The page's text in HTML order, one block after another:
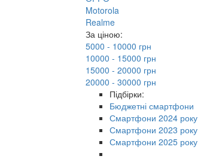
Motorola
Realme
За ціною:
5000 - 10000 грн
10000 - 15000 грн
15000 - 20000 грн
20000 - 30000 грн
Підбірки:
Бюджетні смартфони
Смартфони 2024 року
Смартфони 2023 року
Смартфони 2025 року